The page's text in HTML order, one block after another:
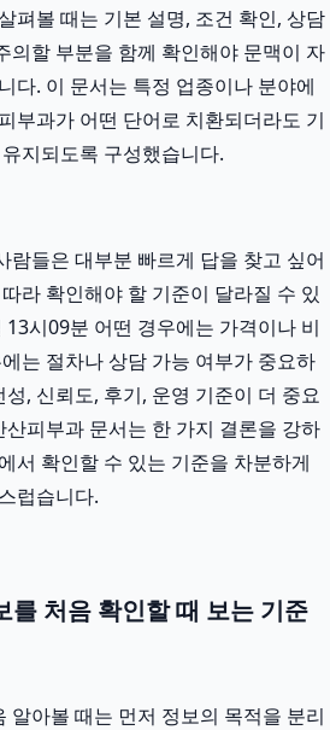
펴볼 때는 기본 설명, 조건 확인, 상담
의할 부분을 함께 확인해야 문맥이 자
다. 이 문서는 특정 업종이나 분야에
부과가 어떤 단어로 치환되더라도 기
지되도록 구성했습니다.
람들은 대부분 빠르게 답을 찾고 싶어
라 확인해야 할 기준이 달라질 수 있
시09분 어떤 경우에는 가격이나 비
는 절차나 상담 가능 여부가 중요하
, 신뢰도, 후기, 운영 기준이 더 중요
피부과 문서는 한 가지 결론을 강하
서 확인할 수 있는 기준을 차분하게
럽습니다.
를 처음 확인할 때 보는 기준
알아볼 때는 먼저 정보의 목적을 분리